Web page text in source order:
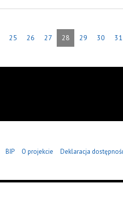
25 26 27 28 29 30 31
BIP O projekcie Deklaracja